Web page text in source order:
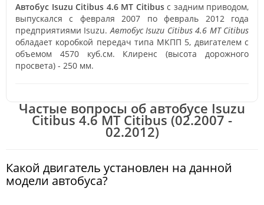
Автобус Isuzu Citibus 4.6 MT Citibusс задним приводом,
выпускался с февраля 2007 по февраль 2012 года
предприятиями Isuzu. Автобус Isuzu Citibus 4.6 MT Citibus
обладает коробкой передач типа МКПП 5, двигателем с
объемом 4570 куб.см. Клиренс (высота дорожного
просвета) - 250 мм.
Частые вопросы об автобусе Isuzu
Citibus 4.6 MT Citibus (02.2007 -
02.2012)
Какой двигатель установлен на данной
модели автобуса?